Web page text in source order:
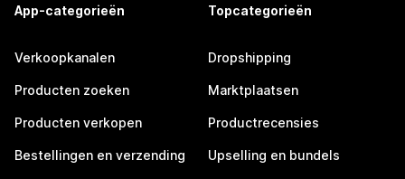
App-categorieën
Verkoopkanalen
Producten zoeken
Producten verkopen
Bestellingen en verzending
Topcategorieën
Dropshipping
Marktplaatsen
Productrecensies
Upselling en bundels